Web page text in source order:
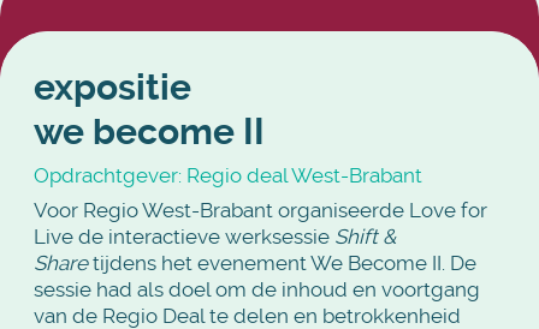
expositie
we become II
Opdrachtgever: Regio deal West-Brabant
Voor Regio West-Brabant organiseerde Love for
Live de interactieve werksessie Shift &
Sharetijdens het evenement We Become II. De
sessie had als doel om de inhoud en voortgang
van de Regio Deal te delen en betrokkenheid